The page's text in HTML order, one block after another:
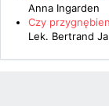
Anna Ingarden
Czy
Lek. Bertrand